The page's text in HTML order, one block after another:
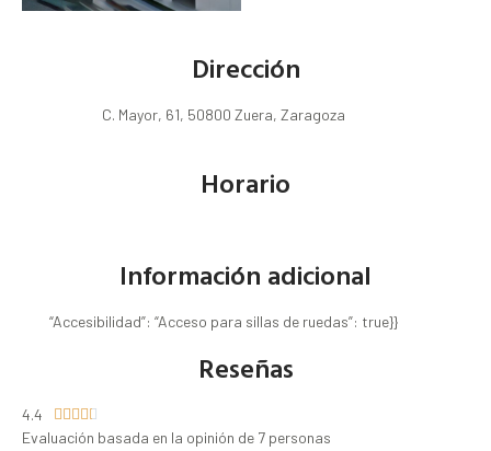
Dirección
C. Mayor, 61, 50800 Zuera, Zaragoza
Horario
Información adicional
“Accesibilidad”: “Acceso para sillas de ruedas”: true}}
Reseñas
4.4     
Evaluación basada en la opinión de 7 personas